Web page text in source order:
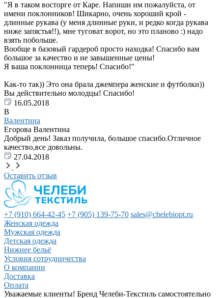
"Я в таком восторге от Каре. Напиши им пожалуйста, от
имени поклонников! Шикарно, очень хороший крой -
длинные рукава (у меня длинные руки, и редко когда рукава
ниже запястья!!), мне туговат ворот, но это планово :) надо
взять побольше.
Вообще в базовый гардероб просто находка! Спасибо вам
большое за качество и не завышенные цены!
Я ваша поклонница теперь! Спасибо!"
Как-то так)) Это она брала джемпера женские и футболки))
Вы действительно молодцы! Спасибо!
16.05.2018
В
Валентина
Егорова Валентина
Добрый день! Заказ получила, большое спасибо.Отличное
качество,все довольны.
27.04.2018
Оставить отзыв
+7 (910) 664-42-45 +7 (905) 139-75-70 sales@chelebiopt.ru
Женская одежда
Мужская одежда
Детская одежда
Нижнее бельё
Условия сотрудничества
О компании
Доставка
Оплата
Уважаемые клиенты! Бренд Челеби-Текстиль самостоятельно